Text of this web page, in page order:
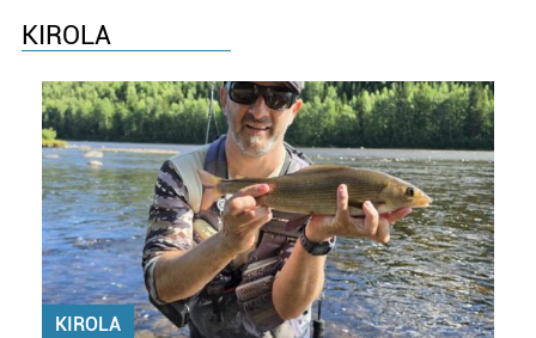
KIROLA
KIROLA